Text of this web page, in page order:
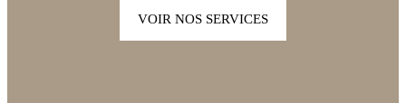
VOIR NOS SERVICES